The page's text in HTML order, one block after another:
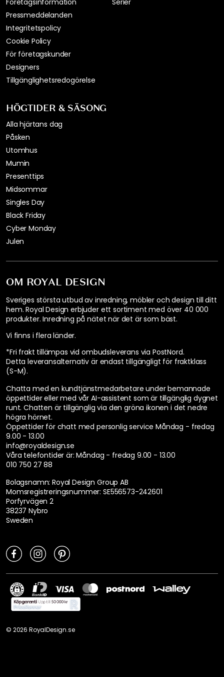
OM ROYAL DESIGN
Sveriges största utbud av inredning, möbler och design till ditt
hem. Royal Design erbjuder ett sortiment med över 40 000
produkter. Inredning på nätet när det är som bäst.
Vi finns i flera länder.
*Fri frakt tillämpas vid ombudsleverans via PostNord.
Detta leveransalternativ är endast tillgängligt för fraktklass
(S-M).
Chatta med en kundtjänstmedarbetare under bemannade
öppettider eller med vår AI-assistent som är tillgänglig dygnet
runt. Chatten är tillgänglig via den gröna ikonen i det nedre
högra hörnet.
Öppettider för chatt med personlig service Måndag - fredag
9.00 - 13.00
info@royaldesign.se
Våra telefontider är: Måndag - fredag 9.00 - 13.00
010 750 27 88
Bolagsnamn: Royal Design Group AB
Momsregistreringsnummer: SE556573-242601
Porfyrvägen 2
38237 Nybro
Sweden
Företagsinformation
Pressmeddelanden
Integritetspolicy
Cookie Policy
För företagskunder
Designers
Tillgänglighetsredogörelse
Serier
HÖGTIDER & SÄSONG
Alla hjärtans dag
Påsken
Utomhus
Mumin
Presenttips
Midsommar
Singles Day
Black Friday
Cyber Monday
Julen
© 2026 RoyalDesign.se